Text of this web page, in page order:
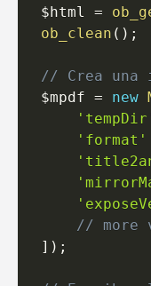
$html
=
ob_clean ( ) ;
// Crea una
$mpdf = new
'format'
// more
] ) ;